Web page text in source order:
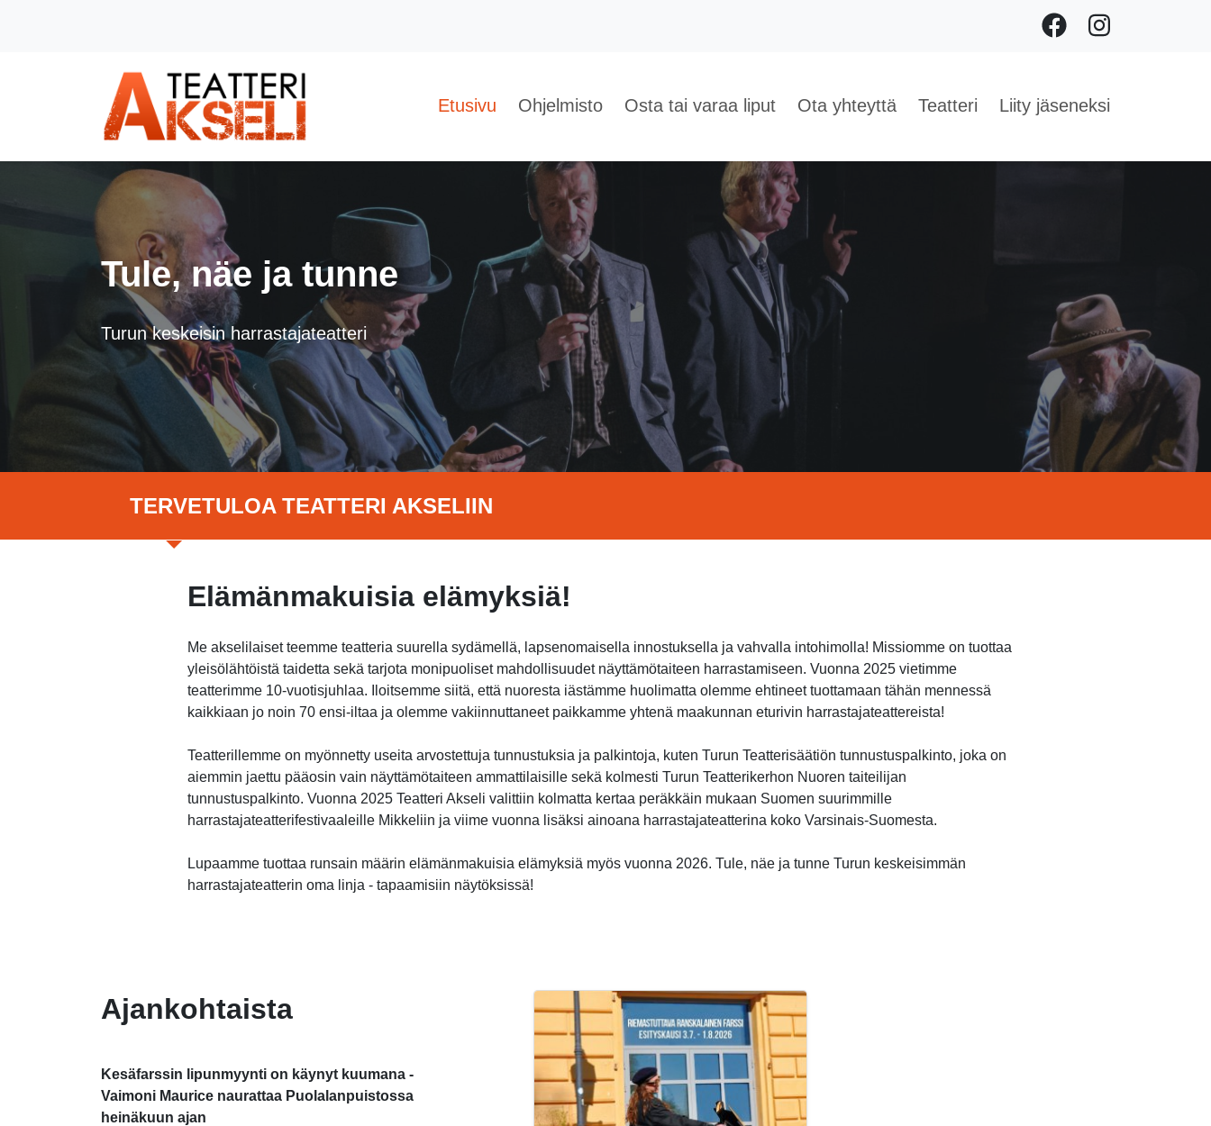
FacebookInstagram
Etusivu Ohjelmisto Osta tai varaa liput Ota yhteyttä Teatteri Liity jäseneksi
Tule, näe ja tunne
Turun keskeisin harrastajateatteri
TERVETULOA TEATTERI AKSELIIN
Elämänmakuisia elämyksiä!
Me akselilaiset teemme teatteria suurella sydämellä, lapsenomaisella innostuksella ja vahvalla intohimolla! Missiomme on tuottaa
yleisölähtöistä taidetta sekä tarjota monipuoliset mahdollisuudet näyttämötaiteen harrastamiseen. Vuonna 2025 vietimme
teatterimme 10-vuotisjuhlaa. Iloitsemme siitä, että nuoresta iästämme huolimatta olemme ehtineet tuottamaan tähän mennessä
kaikkiaan jo noin 70 ensi-iltaa ja olemme vakiinnuttaneet paikkamme yhtenä maakunnan eturivin harrastajateattereista!
Teatterillemme on myönnetty useita arvostettuja tunnustuksia ja palkintoja, kuten Turun Teatterisäätiön tunnustuspalkinto, joka on
aiemmin jaettu pääosin vain näyttämötaiteen ammattilaisille sekä kolmesti Turun Teatterikerhon Nuoren taiteilijan
tunnustuspalkinto. Vuonna 2025 Teatteri Akseli valittiin kolmatta kertaa peräkkäin mukaan Suomen suurimmille
harrastajateatterifestivaaleille Mikkeliin ja viime vuonna lisäksi ainoana harrastajateatterina koko Varsinais-Suomesta.
Lupaamme tuottaa runsain määrin elämänmakuisia elämyksiä myös vuonna 2026. Tule, näe ja tunne Turun keskeisimmän
harrastajateatterin oma linja - tapaamisiin näytöksissä!
Ajankohtaista
Kesäfarssin lipunmyynti on käynyt kuumana -
Vaimoni Maurice naurattaa Puolalanpuistossa
heinäkuun ajan